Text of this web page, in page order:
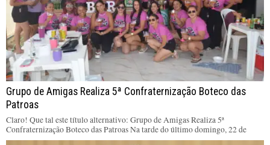
Grupo de Amigas Realiza 5ª Confraternização Boteco das
Patroas
Claro! Que tal este título alternativo: Grupo de Amigas Realiza 5ª
Confraternização Boteco das Patroas Na tarde do último domingo, 22 de